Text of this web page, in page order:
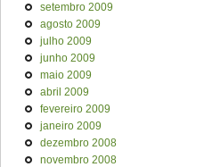
setembro 2009
agosto 2009
julho 2009
junho 2009
maio 2009
abril 2009
fevereiro 2009
janeiro 2009
dezembro 2008
novembro 2008